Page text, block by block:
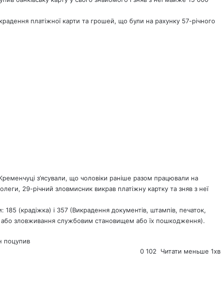
платіжної карти та грошей, що були на рахунку 57-річного
з’ясували, що чоловіки раніше разом працювали на
29-річний зловмисник викрав платіжну картку та зняв з неї
185 (крадіжка) і 357 (Викрадення документів, штампів, печаток,
зловживання службовим становищем або їх пошкодження).
поцупив
0 102 Читати меньше 1хв